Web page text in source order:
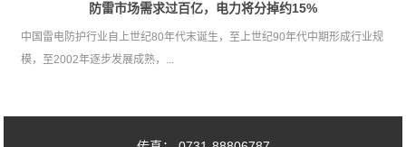
防雷市场需求过百亿，电力将分掉约15%
中国雷电防护行业自上世纪80年代末诞生，至上世纪90年代中期形成行业规
模，至2002年逐步发展成熟，...